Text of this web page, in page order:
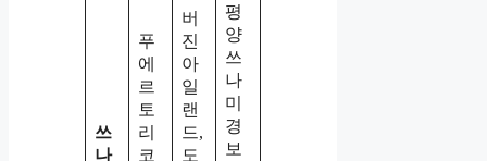
쓰
나
푸
에
르
토
리
코
버
진
아
일
랜
드,
도
평
양
쓰
나
미
경
보